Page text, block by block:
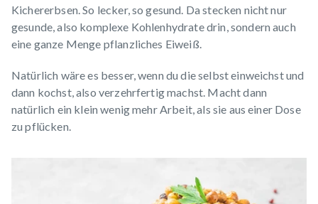
Kichererbsen. So lecker, so gesund. Da stecken nicht nur
gesunde, also komplexe Kohlenhydrate drin, sondern auch
eine ganze Menge pflanzliches Eiweiß.
Natürlich wäre es besser, wenn du die selbst einweichst und
dann kochst, also verzehrfertig machst. Macht dann
natürlich ein klein wenig mehr Arbeit, als sie aus einer Dose
zu pflücken.